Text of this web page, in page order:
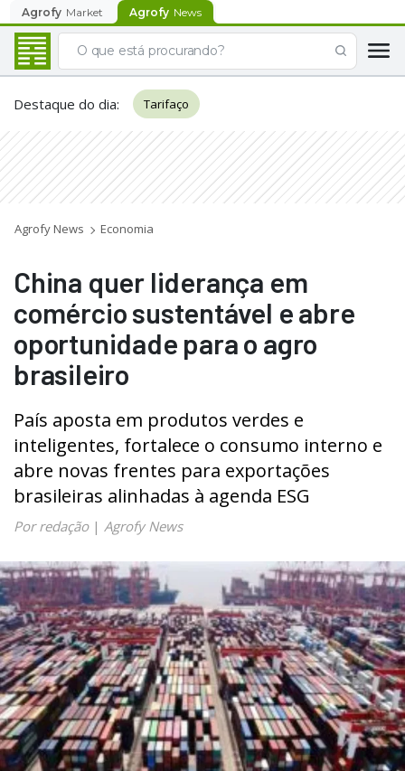
Agrofy Market Agrofy News
Destaque do dia: Tarifaço
Agrofy News Economia
China quer liderança em
comércio sustentável e abre
oportunidade para o agro
brasileiro
País aposta em produtos verdes e
inteligentes, fortalece o consumo interno e
abre novas frentes para exportações
brasileiras alinhadas à agenda ESG
Por redação| Agrofy News